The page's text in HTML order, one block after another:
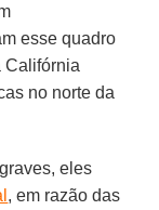
esse quadro
Califórnia
no norte da
eles
, em razão das